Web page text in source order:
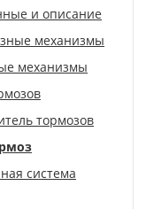
и описание
механизмы
механизмы
тормозов
система